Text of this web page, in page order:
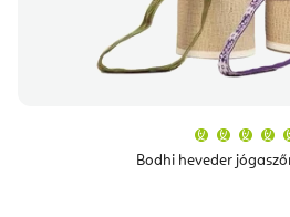
Bodhi heveder